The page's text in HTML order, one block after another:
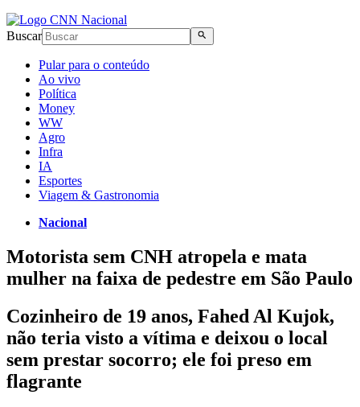
Buscar
Pular para o conteúdo
Ao vivo
Política
Money
WW
Agro
Infra
IA
Esportes
Viagem & Gastronomia
Nacional
Motorista sem CNH atropela e mata
mulher na faixa de pedestre em São Paulo
Cozinheiro de 19 anos, Fahed Al Kujok,
não teria visto a vítima e deixou o local
sem prestar socorro; ele foi preso em
flagrante